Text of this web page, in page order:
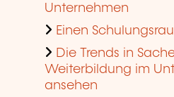
Unternehmen
Einen
Die Trends in
Weiterbildung im
ansehen